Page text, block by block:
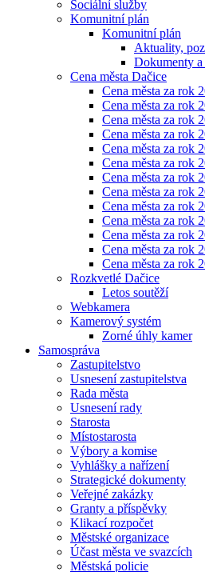
Sociální služby
Komunitní plán
Komunitní plán
Aktuality,
Dokumenty
Cena města Dačice
Cena města za rok
Cena města za rok
Cena města za rok
Cena města za rok
Cena města za rok
Cena města za rok
Cena města za rok
Cena města za rok
Cena města za rok
Cena města za rok
Cena města za rok
Cena města za rok
Cena města za rok
Rozkvetlé Dačice
Letos soutěží
Webkamera
Kamerový systém
Zorné úhly kamer
Samospráva
Zastupitelstvo
Usnesení zastupitelstva
Rada města
Usnesení rady
Starosta
Místostarosta
Výbory a komise
Vyhlášky a nařízení
Strategické dokumenty
Veřejné zakázky
Granty a příspěvky
Klikací rozpočet
Městské organizace
Účast města ve svazcích
Městská policie